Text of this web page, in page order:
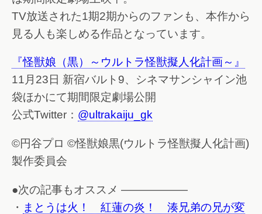
TV放送された1期2期からのファンも、本作から
見る人も楽しめる作品となっています。
『怪獣娘（黒）～ウルトラ怪獣擬人化計画～』
11月23日 新宿バルト9、シネマサンシャイン池
袋ほかにて期間限定劇場公開
公式Twitter： @ultrakaiju_gk
©円谷プロ ©怪獣娘黒(ウルトラ怪獣擬人化計画)
製作委員会
●次の記事もオススメ ——————
・ まとうは火！ 紅蓮の炎！ 湊兄弟の兄が変